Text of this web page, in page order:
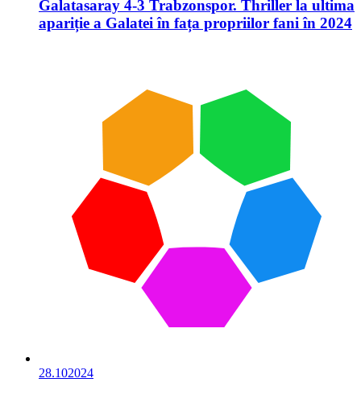
Galatasaray 4-3 Trabzonspor. Thriller la ultima
apariție a Galatei în fața propriilor fani în 2024
28.102024